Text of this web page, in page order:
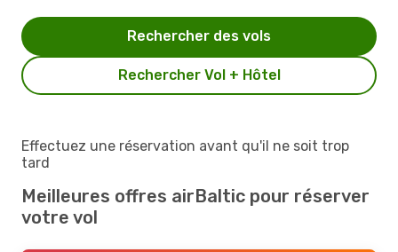
Rechercher Vol + Hôtel
Rechercher des vols
Effectuez une réservation avant qu'il ne soit trop
tard
Meilleures offres airBaltic pour réserver
votre vol